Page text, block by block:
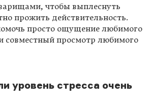
чтобы выплеснуть
прожить действительность.
просто ощущение любимого
совместный просмотр любимого
уровень стресса очень